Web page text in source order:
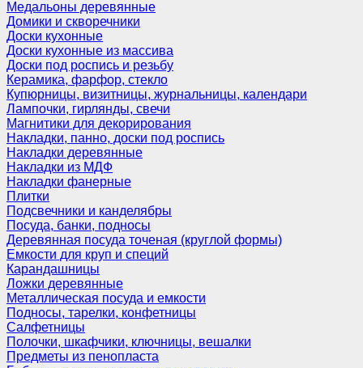
Медальоны деревянные
Домики и скворечники
Доски кухонные
Доски кухонные из массива
Доски под роспись и резьбу
Керамика, фарфор, стекло
Купюрницы, визитницы, журнальницы, календари
Лампочки, гирлянды, свечи
Магнитики для декорирования
Накладки, панно, доски под роспись
Накладки деревянные
Накладки из МДФ
Накладки фанерные
Плитки
Подсвечники и канделябры
Посуда, банки, подносы
Деревянная посуда точеная (круглой формы)
Емкости для круп и специй
Карандашницы
Ложки деревянные
Металлическая посуда и емкости
Подносы, тарелки, конфетницы
Салфетницы
Полочки, шкафчики, ключницы, вешалки
Предметы из пенопласта